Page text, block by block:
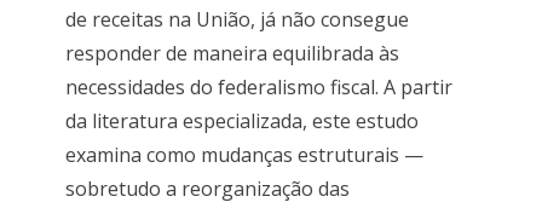
de receitas na União, já não consegue
responder de maneira equilibrada às
necessidades do federalismo fiscal. A partir
da literatura especializada, este estudo
examina como mudanças estruturais —
sobretudo a reorganização das